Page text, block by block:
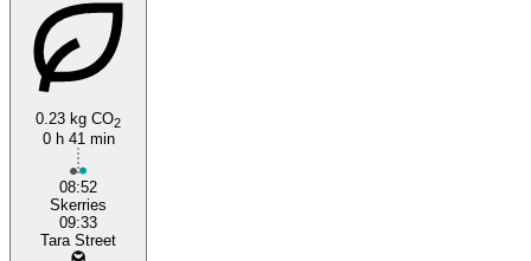
0.23 kg CO2
0 h 41 min
08:52
Skerries
09:33
Tara Street